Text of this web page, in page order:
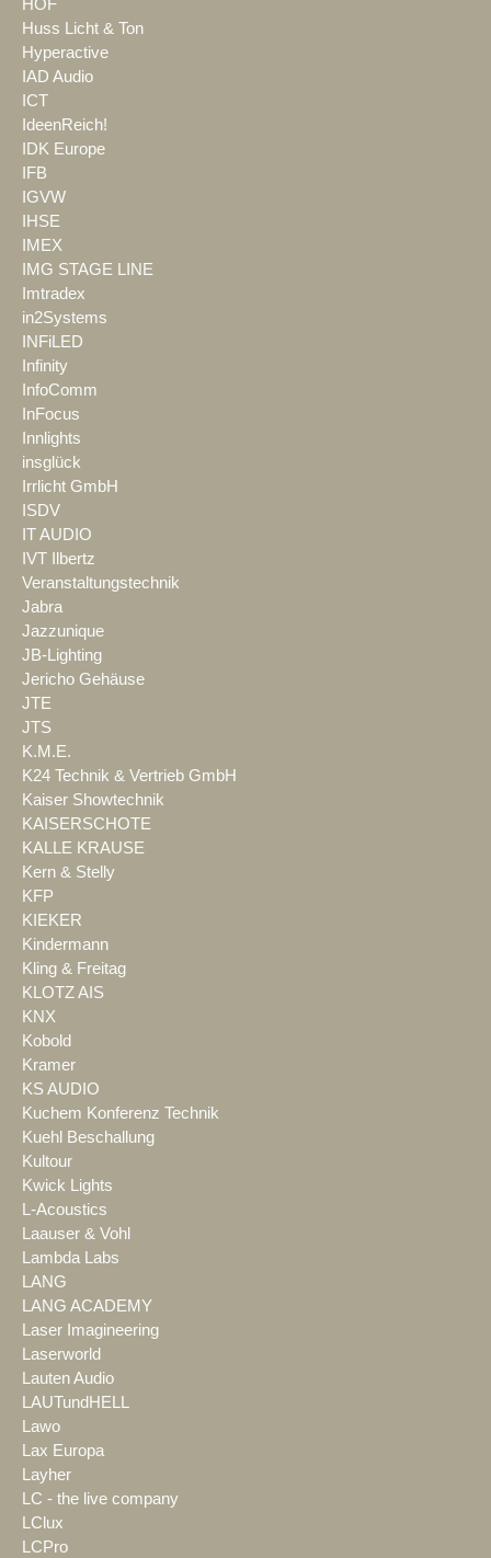
HOF
Huss Licht & Ton
Hyperactive
IAD Audio
ICT
IdeenReich!
IDK Europe
IFB
IGVW
IHSE
IMEX
IMG STAGE LINE
Imtradex
in2Systems
INFiLED
Infinity
InfoComm
InFocus
Innlights
insglück
Irrlicht GmbH
ISDV
IT AUDIO
IVT Ilbertz
Veranstaltungstechnik
Jabra
Jazzunique
JB-Lighting
Jericho Gehäuse
JTE
JTS
K.M.E.
K24 Technik & Vertrieb GmbH
Kaiser Showtechnik
KAISERSCHOTE
KALLE KRAUSE
Kern & Stelly
KFP
KIEKER
Kindermann
Kling & Freitag
KLOTZ AIS
KNX
Kobold
Kramer
KS AUDIO
Kuchem Konferenz Technik
Kuehl Beschallung
Kultour
Kwick Lights
L-Acoustics
Laauser & Vohl
Lambda Labs
LANG
LANG ACADEMY
Laser Imagineering
Laserworld
Lauten Audio
LAUTundHELL
Lawo
Lax Europa
Layher
LC - the live company
LClux
LCPro